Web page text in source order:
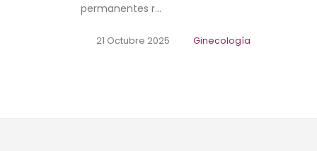
permanentes r...
21 Octubre 2025 Ginecología